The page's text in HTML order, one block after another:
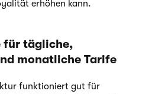
erhöhen kann.
für tägliche,
monatliche Tarife
funktioniert gut für